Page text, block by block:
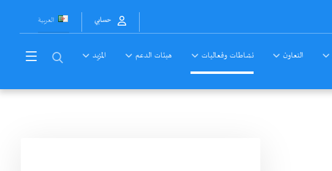
العربية حسابي
التعاون نشاطات وفعاليات هيئات الدعم المزيد